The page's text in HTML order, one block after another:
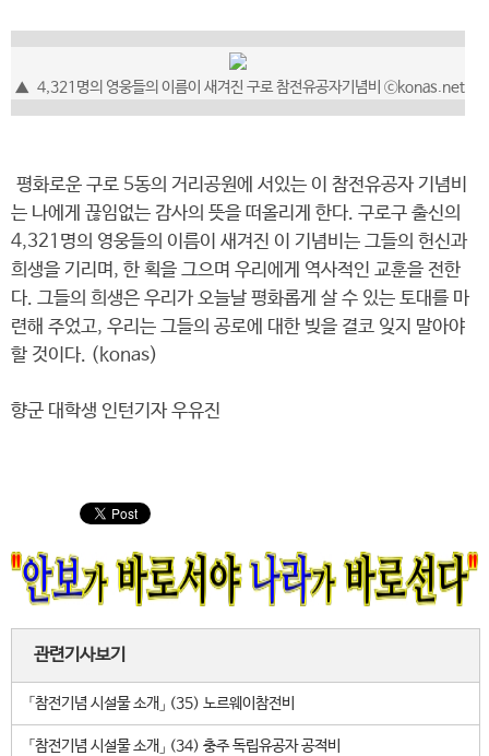
▲ 4,321명의 영웅들의 이름이 새겨진 구로 참전유공자기념비 ⓒkonas.net
평화로운 구로 5동의 거리공원에 서있는 이 참전유공자 기념비
는 나에게 끊임없는 감사의 뜻을 떠올리게 한다. 구로구 출신의
4,321명의 영웅들의 이름이 새겨진 이 기념비는 그들의 헌신과
희생을 기리며, 한 획을 그으며 우리에게 역사적인 교훈을 전한
다. 그들의 희생은 우리가 오늘날 평화롭게 살 수 있는 토대를 마
련해 주었고, 우리는 그들의 공로에 대한 빚을 결코 잊지 말아야
할 것이다. (konas)
향군 대학생 인턴기자 우유진
관련기사보기
「참전기념 시설물 소개」 (35) 노르웨이참전비
「참전기념 시설물 소개」 (34) 충주 독립유공자 공적비